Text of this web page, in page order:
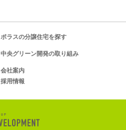
ポラスの分譲住宅を探す
中央グリーン開発の取り組み
会社案内
採用情報